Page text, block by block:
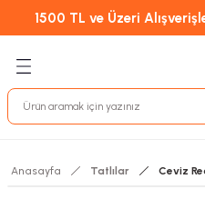
1500 TL ve Üzeri
Anasayfa Tatlılar Ceviz